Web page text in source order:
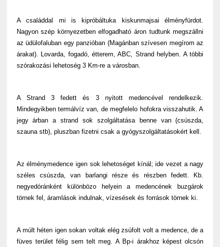
A családdal mi is kipróbáltuka kiskunmajsai élményfürdot.
Nagyon szép környezetben elfogadható áron tudtunk megszállni
az üdülofaluban egy panzióban (Magánban szívesen megírom az
árakat). Lovarda, fogadó, étterem, ABC, Strand helyben. A többi
szórakozási lehetoség 3 Km-re a városban.
A Strand 3 fedett és 3 nyitott medencével rendelkezik.
Mindegyikben termálvíz van, de megfelelo hofokra visszahutik. A
jegy árban a strand sok szolgáltatása benne van (csúszda,
szauna stb), pluszban fizetni csak a gyógyszolgáltatásokért kell.
Az élménymedence igen sok lehetoséget kínál; ide vezet a nagy
széles csúszda, van barlangi része és részben fedett. Kb.
negyedóránként különbözo helyein a medencének buzgárok
törnek fel, áramlások indulnak, vízesések és források törnek ki.
A múlt héten igen sokan voltak elég zsúfolt volt a medence, de a
füves terület félig sem telt meg. A Bp-i árakhoz képest olcsón